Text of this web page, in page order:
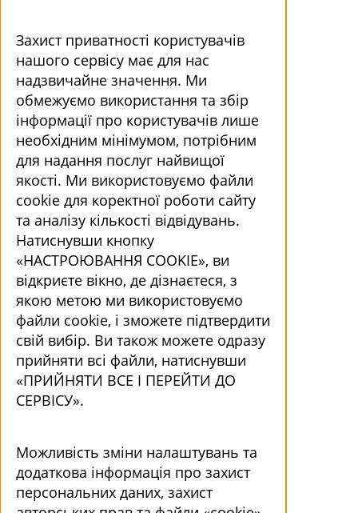
Захист приватності користувачів
нашого сервісу має для нас
надзвичайне значення. Ми
обмежуємо використання та збір
інформації про користувачів лише
необхідним мінімумом, потрібним
для надання послуг найвищої
якості. Ми використовуємо файли
cookie для коректної роботи сайту
та аналізу кількості відвідувань.
Натиснувши кнопку
«НАСТРОЮВАННЯ COOKIE», ви
відкриєте вікно, де дізнаєтеся, з
якою метою ми використовуємо
файли cookie, і зможете підтвердити
свій вибір. Ви також можете одразу
прийняти всі файли, натиснувши
«ПРИЙНЯТИ ВСЕ І ПЕРЕЙТИ ДО
СЕРВІСУ».
Можливість зміни налаштувань та
додаткова інформація про захист
персональних даних, захист